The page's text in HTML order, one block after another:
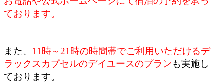
ております。
また、 11時～21時の時間帯でご利用いただけるデ
ラックスカプセルのデイユースのプランも実施し
ております。